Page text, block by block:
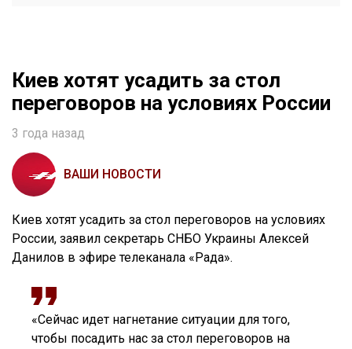
Киев хотят усадить за стол
переговоров на условиях России
3 года назад
ВАШИ НОВОСТИ
Киев хотят усадить за стол переговоров на условиях
России, заявил секретарь СНБО Украины Алексей
Данилов в эфире телеканала «Рада».
«Сейчас идет нагнетание ситуации для того,
чтобы посадить нас за стол переговоров на